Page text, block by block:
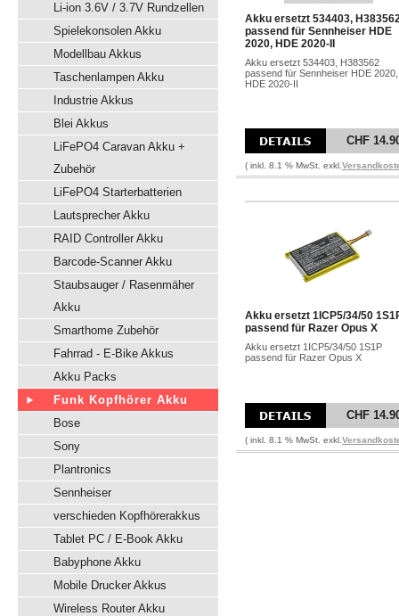
Li-ion 3.6V / 3.7V Rundzellen
Spielekonsolen Akku
Modellbau Akkus
Taschenlampen Akku
Industrie Akkus
Blei Akkus
LiFePO4 Caravan Akku +
Zubehör
LiFePO4 Starterbatterien
Lautsprecher Akku
RAID Controller Akku
Barcode-Scanner Akku
Staubsauger / Rasenmäher
Akku
Smarthome Zubehör
Fahrrad - E-Bike Akkus
Akku Packs
Funk Kopfhörer Akku
Bose
Sony
Plantronics
Sennheiser
verschieden Kopfhörerakkus
Tablet PC / E-Book Akku
Babyphone Akku
Mobile Drucker Akkus
Wireless Router Akku
Akku ersetzt 534403,
passend für Sennheiser HDE
2020, HDE 2020-II
Akku ersetzt 534403, H383562
passend für Sennheiser HDE 2020,
HDE 2020-II
CHF
( inkl. 8.1 % MwSt. exkl.
Akku ersetzt 1ICP5/34/50
passend für Razer Opus X
Akku ersetzt 1ICP5/34/50 1S1P
passend für Razer Opus X
CHF
( inkl. 8.1 % MwSt. exkl.